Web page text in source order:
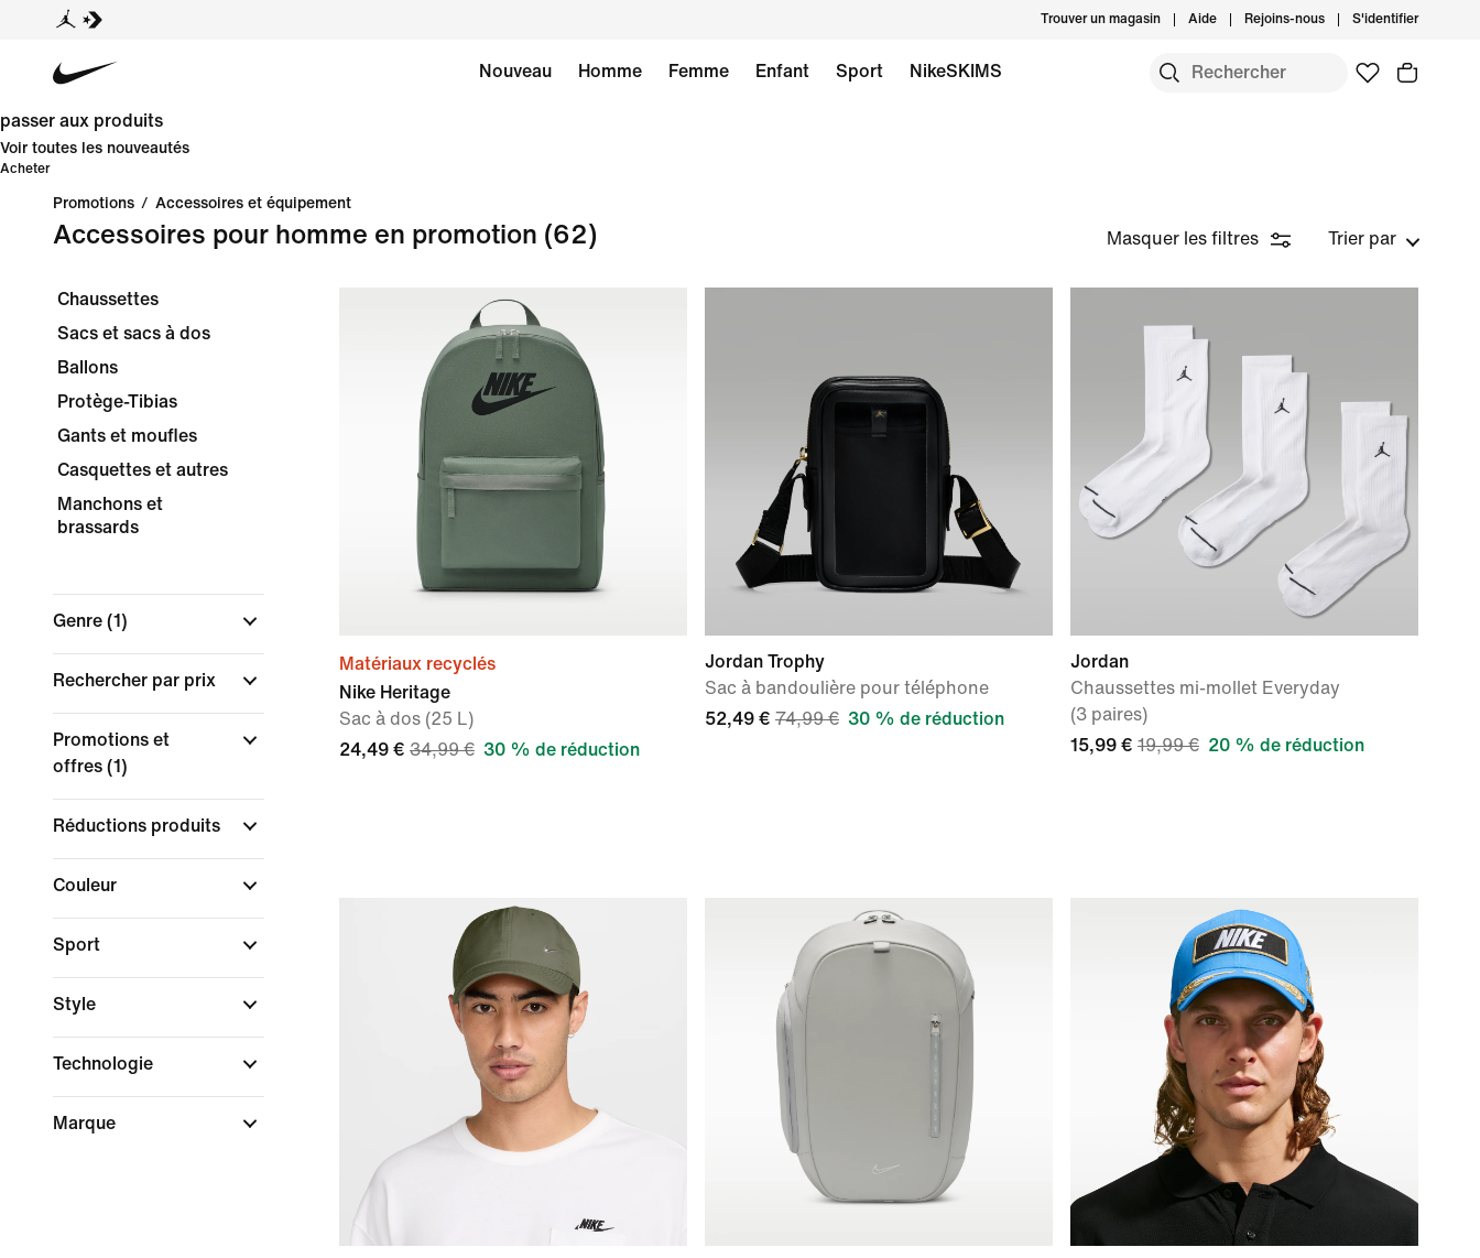
Trouver un magasin Aide Rejoins-nous S'identifier
Nouveau Homme Femme Enfant Sport NikeSKIMS
passer aux produits
Voir toutes les nouveautés
Acheter
Promotions / Accessoires et équipement
Accessoires pour homme en promotion (62) Masquer les filtres Trier par
Chaussettes
Sacs et sacs à dos
Ballons
Protège-Tibias
Gants et moufles
Casquettes et autres
Manchons et
brassards
Genre (1)
Rechercher par prix
Promotions et
offres (1)
Réductions produits
Couleur
Sport
Style
Technologie
Marque
Matériaux recyclés
Nike Heritage
Sac à dos (25 L)
24,49 € 34,99 € 30 % de réduction
Jordan Trophy
Sac à bandoulière pour téléphone
52,49 € 74,99 € 30 % de réduction
Jordan
Chaussettes mi-mollet Everyday
(3 paires)
15,99 € 19,99 € 20 % de réduction